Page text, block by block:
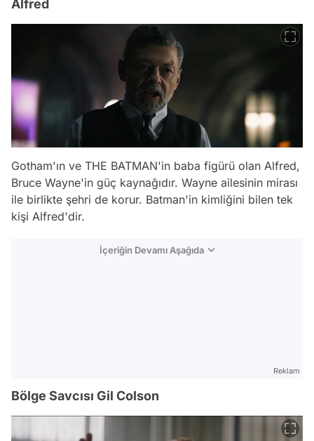
Alfred
Gotham'ın ve THE BATMAN'in baba figürü olan Alfred,
Bruce Wayne'in güç kaynağıdır. Wayne ailesinin mirası
ile birlikte şehri de korur. Batman'in kimliğini bilen tek
kişi Alfred'dir.
İçeriğin Devamı Aşağıda
Reklam
Bölge Savcısı Gil Colson